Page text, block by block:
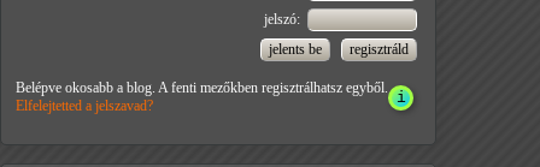
jelszó:
Belépve okosabb a blog. A fenti mezőkben regisztrálhatsz egyből.
Elfelejtetted a jelszavad?